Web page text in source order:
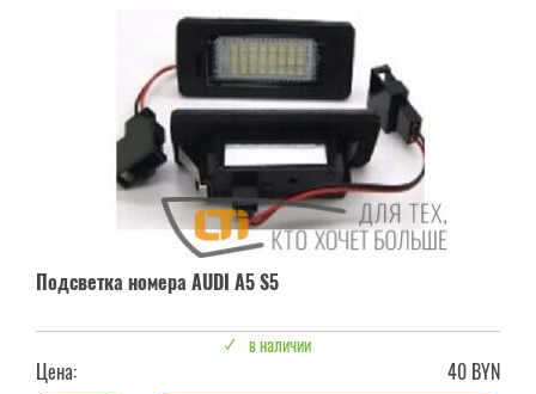
Подсветка номера AUDI A5 S5
в наличии
Цена:
40 BYN